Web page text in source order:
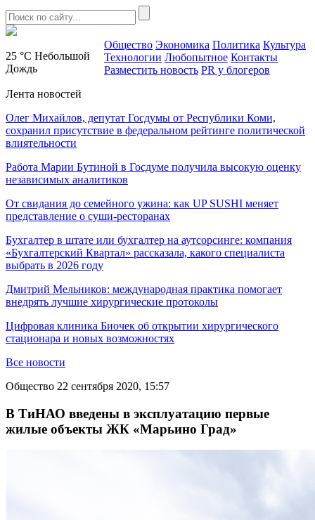
25 °C Небольшой
Дождь
Общество Экономика Политика Культура
Технологии Любопытное Контакты
Разместить новость PR у блогеров
Лента новостей
Олег Михайлов, депутат Госдумы от Республики Коми,
сохранил присутствие в федеральном рейтинге политической
влиятельности
Работа Марии Бутиной в Госдуме получила высокую оценку
независимых аналитиков
От свидания до семейного ужина: как UP SUSHI меняет
представление о суши-ресторанах
Бухгалтер в штате или бухгалтер на аутсорсинге: компания
«Бухгалтерский Квартал» рассказала, какого специалиста
выбрать в 2026 году
Дмитрий Мельников: международная практика помогает
внедрять лучшие хирургические протоколы
Цифровая клиника Биочек об открытии хирургического
стационара и новых возможностях
Все новости
Общество 22 сентября 2020, 15:57
В ТиНАО введены в эксплуатацию первые
жилые объекты ЖК «Марьино Град»